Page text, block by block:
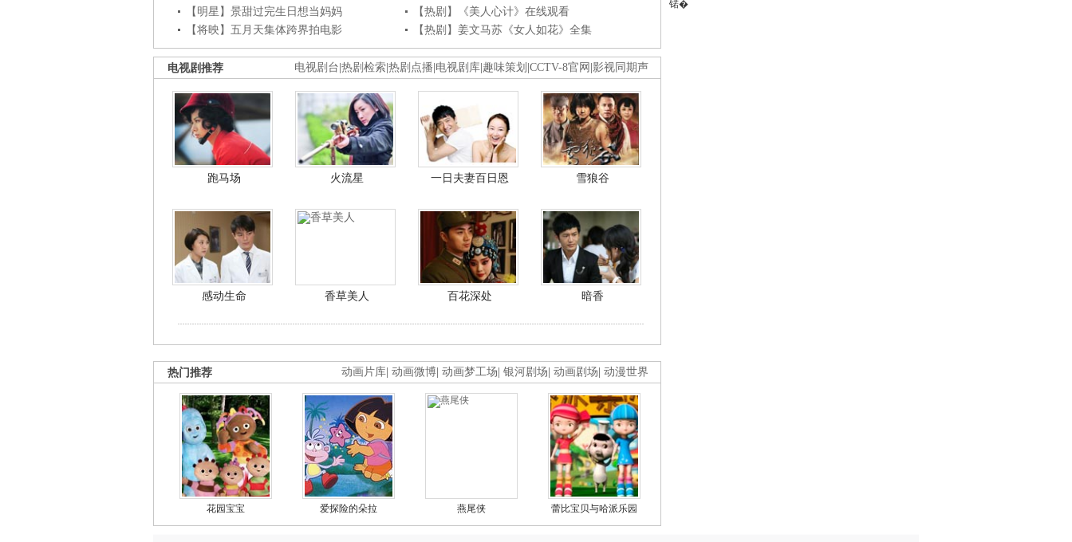
【明星】景甜过完生日想当妈妈
【热剧】《美人心计》在线观看
【将映】五月天集体跨界拍电影
【热剧】姜文马苏《女人如花》全集
电视剧台 热剧检索 热剧点播 电视剧库 趣味策划 CCTV-8官网 影视同期声
电视剧推荐
跑马场 火流星 一日夫妻百日恩 雪狼谷
感动生命 香草美人 百花深处 暗香
动画片库 动画微博 动画梦工场 银河剧场 动画剧场 动漫世界
热门推荐
花园宝宝 爱探险的朵拉 燕尾侠 蕾比宝贝与哈派乐园
锘�